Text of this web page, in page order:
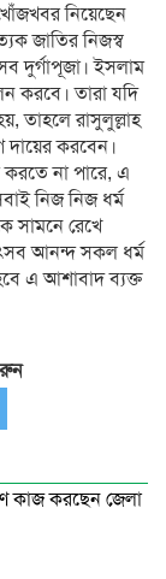
খোঁজখবর নিয়েছেন
জাতির নিজস্ব
দুর্গাপূজা। ইসলাম
করবে। তারা যদি
তাহলে রাসুলুল্লাহ
দায়ের করবেন।
না পারে, এ
নিজ নিজ ধর্ম
সামনে রেখে
আনন্দ সকল ধর্ম
এ আশাবাদ ব্যক্ত
কাজ করছেন জেলা